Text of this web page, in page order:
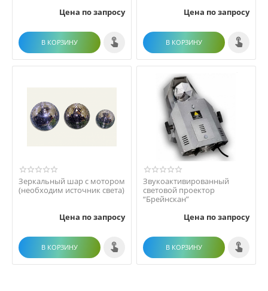
Цена по запросу
В КОРЗИНУ
Цена по запросу
В КОРЗИНУ
Зеркальный шар с мотором
(необходим источник света)
Цена по запросу
В КОРЗИНУ
Звукоактивированный
световой проектор
“Брейнскан”
Цена по запросу
В КОРЗИНУ